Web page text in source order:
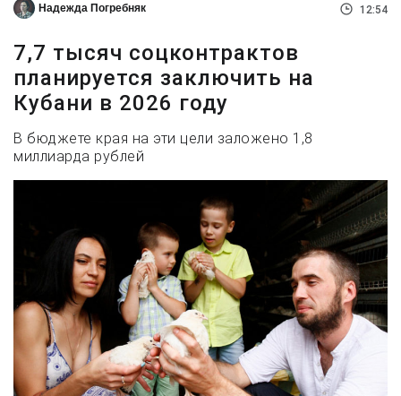
Надежда Погребняк 12:54
7,7 тысяч соцконтрактов
планируется заключить на
Кубани в 2026 году
В бюджете края на эти цели заложено 1,8
миллиарда рублей